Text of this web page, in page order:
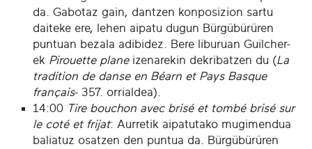
da. Gabotaz gain, dantzen konposizion sartu
daiteke ere, lehen aipatu dugun Bürgübürüren
puntuan bezala adibidez. Bere liburuan Guilcher-
ek Pirouette planeizenarekin dekribatzen du (La
tradition de danse en Béarn et Pays Basque
français- 357. orrialdea).
14:00 Tire bouchon avec brisé et tombé brisé sur
le coté et frijat: Aurretik aipatutako mugimendua
baliatuz osatzen den puntua da. Bürgübürüren